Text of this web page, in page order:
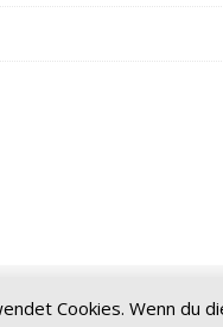
Inhalte sind
Cookies. Wenn du